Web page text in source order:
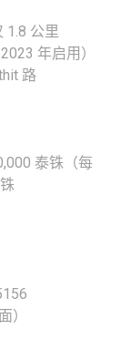
1.8 公里
年启用）
路
泰铢（每
）